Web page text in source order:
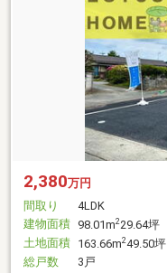
2,380万円
間取り
4LDK
建物面積 98.01m2 29.64坪
土地面積 163.66m249.50坪
総戸数
3戸